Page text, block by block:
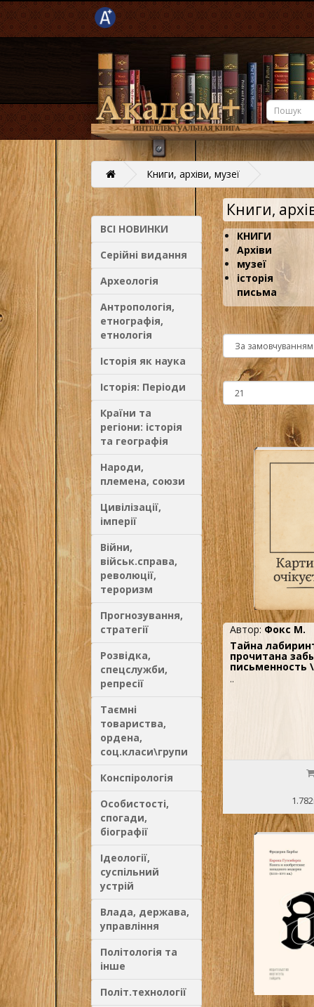
Книги, архіви, музеї
ВСІ НОВИНКИ
Серійні видання
Археологія
Антропологія,
етнографія,
етнологія
Історія як наука
Історія: Періоди
Країни та
регіони: історія
та географія
Народи,
племена, союзи
Цивілізації,
імперії
Війни,
військ.справа,
революції,
тероризм
Прогнозування,
стратегії
Розвідка,
спецслужби,
репресії
Таємні
товариства,
ордена,
соц.класи\групи
Конспірологія
Особистості,
спогади,
біографії
Ідеології,
суспільний
устрій
Влада, держава,
управління
Політологія та
інше
Політ.технології
Книги,
КНИГИ
Архіви
музеї
історія
письма
Автор: Фокс М.
Тайна
прочитана
письменность
..